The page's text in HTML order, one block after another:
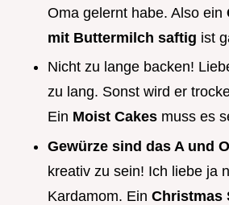
Oma gelernt habe. Also ein
mit Buttermilch saftig ist
Nicht zu lange backen!
zu lang. Sonst wird er
Ein Moist Cakes muss es
Gewürze sind das A und
kreativ zu sein! Ich liebe ja
Kardamom. Ein Christmas